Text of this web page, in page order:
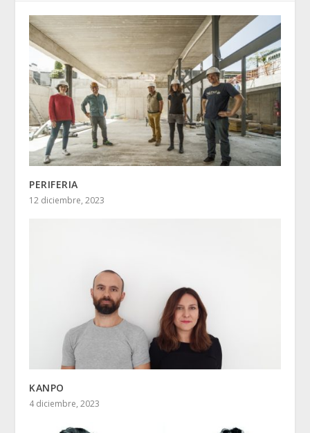
PERIFERIA
12 diciembre, 2023
KANPO
4 diciembre, 2023